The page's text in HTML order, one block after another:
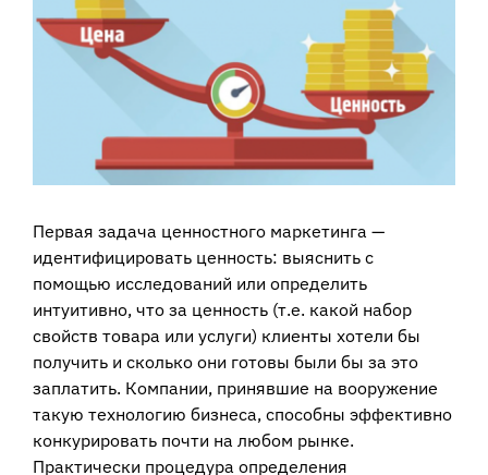
Image
Первая задача ценностного маркетинга —
идентифицировать ценность: выяснить с
помощью исследований или определить
интуитивно, что за ценность (т.е. какой набор
свойств товара или услуги) клиенты хотели бы
получить и сколько они готовы были бы за это
заплатить. Компании, принявшие на вооружение
такую технологию бизнеса, способны эффективно
конкурировать почти на любом рынке.
Практически процедура определения